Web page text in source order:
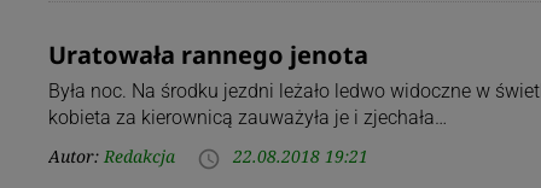
Uratowała rannego jenota
Była noc. Na środku jezdni leżało ledwo widoczne w
kobieta za kierownicą zauważyła je i zjechała…
Autor: Redakcja access_time 22.08.2018 19:21